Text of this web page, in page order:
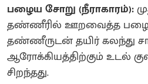
பழைய சோறு (நீராகாரம்):
தண்ணீரில் ஊறவைத்த
தண்ணீருடன் தயிர் கலந்து
ஆரோக்கியத்திற்கும் உடல்
சிறந்தது.